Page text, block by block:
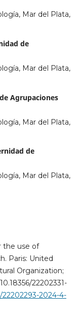
Mar del Plata,
de
Mar del Plata,
Agrupaciones
Mar del Plata,
de
Mar del Plata,
the use of
Paris: United
Organization;
22202331-
2024-4-